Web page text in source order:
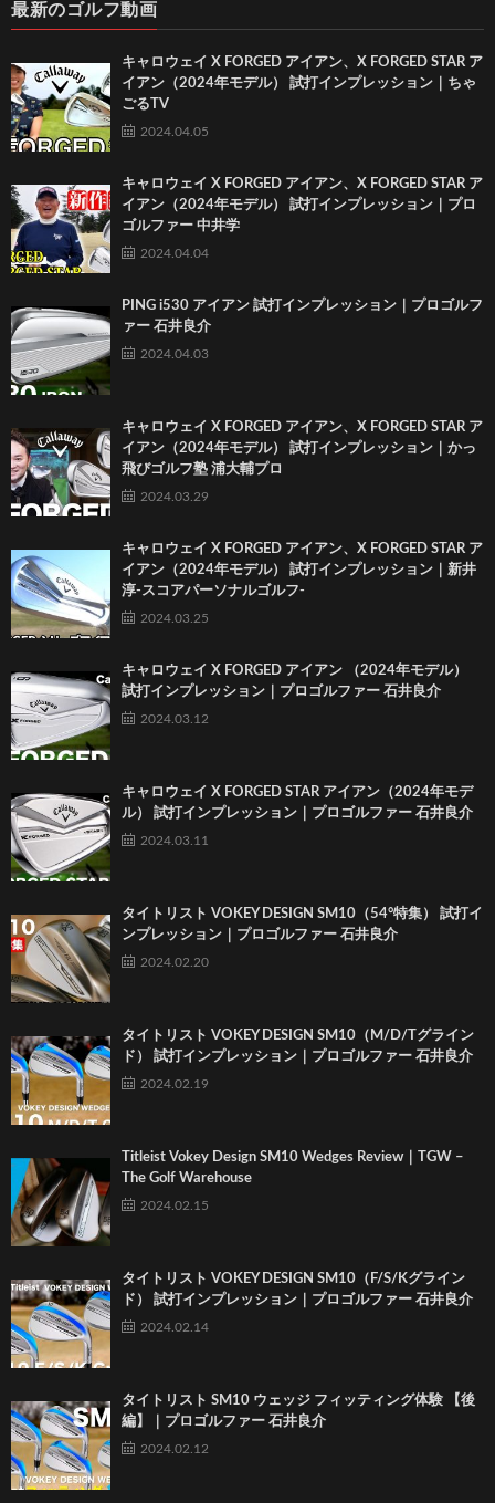
最新のゴルフ動画
キャロウェイ X FORGED アイアン、X FORGED STAR ア
イアン（2024年モデル） 試打インプレッション｜ちゃ
ごるTV
2024.04.05
キャロウェイ X FORGED アイアン、X FORGED STAR ア
イアン（2024年モデル） 試打インプレッション｜プロ
ゴルファー 中井学
2024.04.04
PING i530 アイアン 試打インプレッション｜プロゴルフ
ァー 石井良介
2024.04.03
キャロウェイ X FORGED アイアン、X FORGED STAR ア
イアン（2024年モデル） 試打インプレッション｜かっ
飛びゴルフ塾 浦大輔プロ
2024.03.29
キャロウェイ X FORGED アイアン、X FORGED STAR ア
イアン（2024年モデル） 試打インプレッション｜新井
淳-スコアパーソナルゴルフ-
2024.03.25
キャロウェイ X FORGED アイアン （2024年モデル）
試打インプレッション｜プロゴルファー 石井良介
2024.03.12
キャロウェイ X FORGED STAR アイアン（2024年モデ
ル） 試打インプレッション｜プロゴルファー 石井良介
2024.03.11
タイトリスト VOKEY DESIGN SM10（54°特集） 試打イ
ンプレッション｜プロゴルファー 石井良介
2024.02.20
タイトリスト VOKEY DESIGN SM10（M/D/Tグライン
ド） 試打インプレッション｜プロゴルファー 石井良介
2024.02.19
Titleist Vokey Design SM10 Wedges Review｜TGW –
The Golf Warehouse
2024.02.15
タイトリスト VOKEY DESIGN SM10（F/S/Kグライン
ド） 試打インプレッション｜プロゴルファー 石井良介
2024.02.14
タイトリスト SM10 ウェッジ フィッティング体験 【後
編】｜プロゴルファー 石井良介
2024.02.12